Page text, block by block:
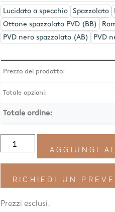
Lucidato a specchio Spazzolato
Ottone spazzolato PVD (BB)
PVD nero spazzolato (AB)
PVD
Prezzo del prodotto:
Totale opzioni:
Totale ordine:
Waterline
AGGIUNGI
RICHIEDI UN
Prezzi esclusi.